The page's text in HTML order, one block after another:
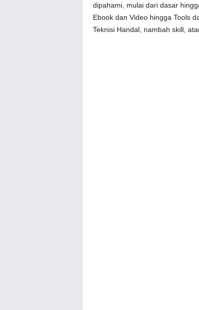
dipahami, mulai dari dasar
Ebook dan Video hingga Tools
Teknisi Handal, nambah skill,